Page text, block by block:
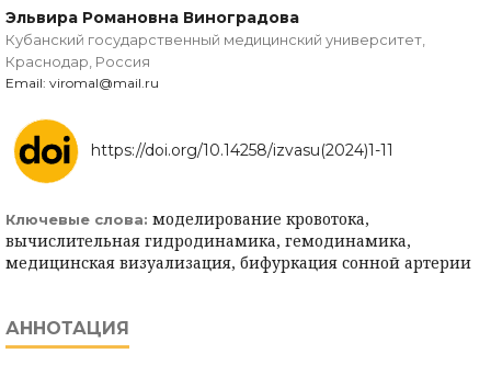
Эльвира Романовна Виноградова
Кубанский государственный медицинский университет,
Краснодар, Россия
Email: viromal@mail.ru
https://doi.org/10.14258/izvasu(2024)1-11
Ключевые слова: моделирование кровотока,
вычислительная гидродинамика, гемодинамика,
медицинская визуализация, бифуркация сонной артерии
АННОТАЦИЯ